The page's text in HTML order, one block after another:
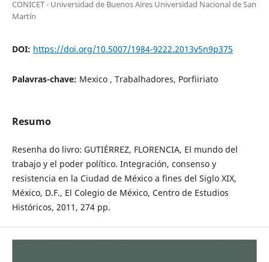
CONICET - Universidad de Buenos Aires Universidad Nacional de San
Martín
DOI: https://doi.org/10.5007/1984-9222.2013v5n9p375
Palavras-chave: Mexico , Trabalhadores, Porfiiriato
Resumo
Resenha do livro: GUTIÉRREZ, FLORENCIA, El mundo del
trabajo y el poder político. Integración, consenso y
resistencia en la Ciudad de México a fines del Siglo XIX,
México, D.F., El Colegio de México, Centro de Estudios
Históricos, 2011, 274 pp.